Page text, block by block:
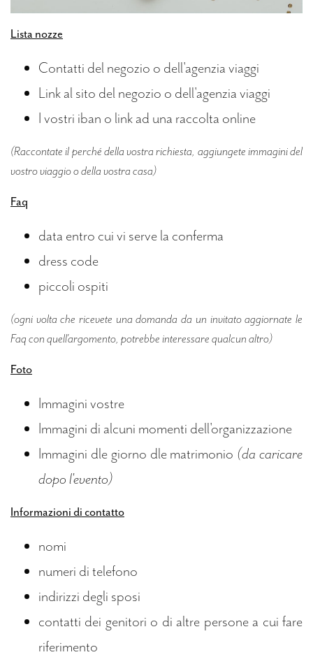
Lista nozze
Contatti del negozio o dell'agenzia viaggi
Link al sito del negozio o dell'agenzia viaggi
I vostri iban o link ad una raccolta online
(Raccontate il perché della vostra richiesta, aggiungete immagini del
vostro viaggio o della vostra casa)
Faq
data entro cui vi serve la conferma
dress code
piccoli ospiti
(ogni volta che ricevete una domanda da un invitato aggiornate le
Faq con quell'argomento, potrebbe interessare qualcun altro)
Foto
Immagini vostre
Immagini di alcuni momenti dell'organizzazione
Immagini dle giorno dle matrimonio (da caricare
dopo l'evento)
Informazioni di contatto
nomi
numeri di telefono
indirizzi degli sposi
contatti dei genitori o di altre persone a cui fare
riferimento